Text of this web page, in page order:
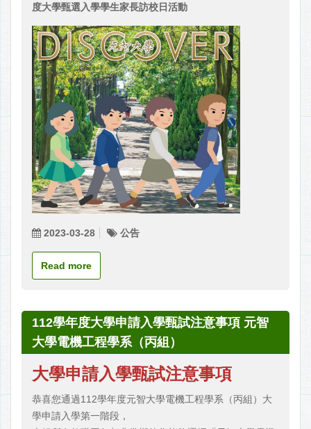
度大學甄選入學學生家長訪校日活動
2023-03-28 公告
Read more
112學年度大學申請入學甄試注意事項 元智
大學電機工程學系（丙組）
大學申請入學甄試注意事項
恭喜您通過112學年度元智大學電機工程學系（丙組）大
學申請入學第一階段，